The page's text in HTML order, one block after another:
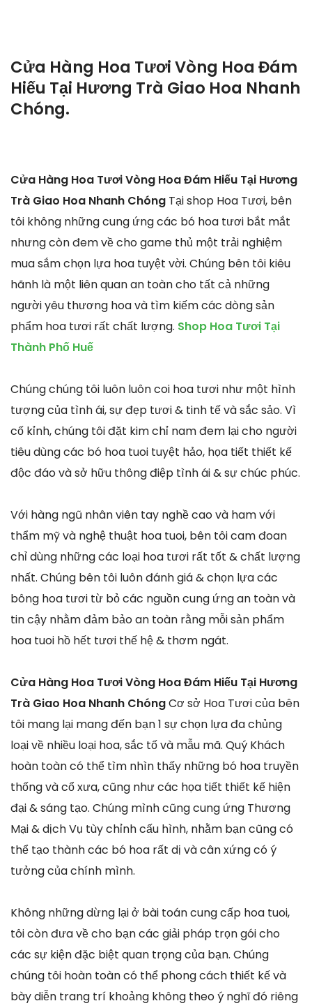
Cửa Hàng Hoa Tươi Vòng Hoa Đám
Hiếu Tại Hương Trà Giao Hoa Nhanh
Chóng.
Cửa Hàng Hoa Tươi Vòng Hoa Đám Hiếu Tại Hương
Trà Giao Hoa Nhanh Chóng Tại shop Hoa Tươi, bên
tôi không những cung ứng các bó hoa tươi bắt mắt
nhưng còn đem về cho game thủ một trải nghiệm
mua sắm chọn lựa hoa tuyệt vời. Chúng bên tôi kiêu
hãnh là một liên quan an toàn cho tất cả những
người yêu thương hoa và tìm kiếm các dòng sản
phẩm hoa tươi rất chất lượng. Shop Hoa Tươi Tại
Thành Phố Huế
Chúng chúng tôi luôn luôn coi hoa tươi như một hình
tượng của tình ái, sự đẹp tươi & tinh tế và sắc sảo. Vì
cố kỉnh, chúng tôi đặt kim chỉ nam đem lại cho người
tiêu dùng các bó hoa tuoi tuyệt hảo, họa tiết thiết kế
độc đáo và sở hữu thông điệp tình ái & sự chúc phúc.
Với hàng ngũ nhân viên tay nghề cao và ham với
thẩm mỹ và nghệ thuật hoa tuoi, bên tôi cam đoan
chỉ dùng những các loại hoa tươi rất tốt & chất lượng
nhất. Chúng bên tôi luôn đánh giá & chọn lựa các
bông hoa tươi từ bỏ các nguồn cung ứng an toàn và
tin cậy nhằm đảm bảo an toàn rằng mỗi sản phẩm
hoa tuoi hồ hết tươi thế hệ & thơm ngát.
Cửa Hàng Hoa Tươi Vòng Hoa Đám Hiếu Tại Hương
Trà Giao Hoa Nhanh ChóngCơ sở Hoa Tươi của bên
tôi mang lại mang đến bạn 1 sự chọn lựa đa chủng
loại về nhiều loại hoa, sắc tố và mẫu mã. Quý Khách
hoàn toàn có thể tìm nhìn thấy những bó hoa truyền
thống và cổ xưa, cũng như các họa tiết thiết kế hiện
đại & sáng tạo. Chúng mình cũng cung ứng Thương
Mại & dịch Vụ tùy chỉnh cấu hình, nhằm bạn cũng có
thể tạo thành các bó hoa rất dị và cân xứng có ý
tưởng của chính mình.
Không những dừng lại ở bài toán cung cấp hoa tuoi,
tôi còn đưa về cho bạn các giải pháp trọn gói cho
các sự kiện đặc biệt quan trọng của bạn. Chúng
chúng tôi hoàn toàn có thể phong cách thiết kế và
bày diễn trang trí khoảng không theo ý nghĩ đó riêng